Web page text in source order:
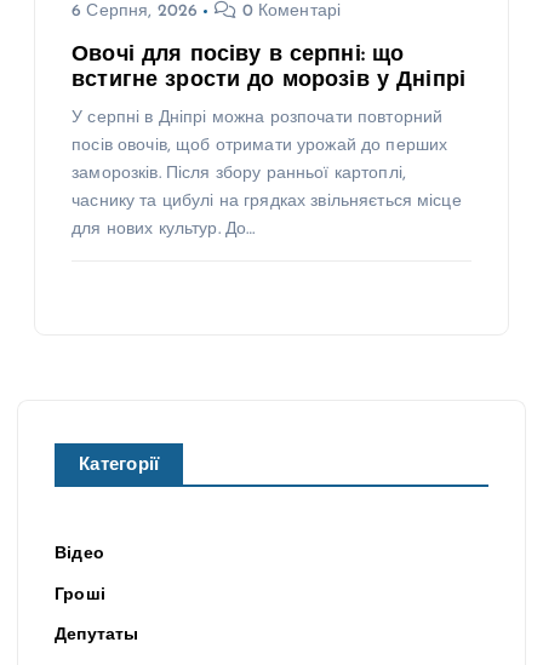
6 Серпня, 2026 0 Коментарі
Овочі для посіву в серпні: що
встигне зрости до морозів у Дніпрі
У серпні в Дніпрі можна розпочати повторний
посів овочів, щоб отримати урожай до перших
заморозків. Після збору ранньої картоплі,
часнику та цибулі на грядках звільняється місце
для нових культур. До…
Категорії
Відео
Гроші
Депутаты